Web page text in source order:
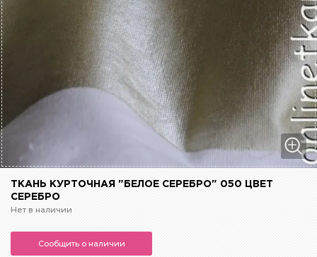
ТКАНЬ КУРТОЧНАЯ "БЕЛОЕ СЕРЕБРО" 050 ЦВЕТ
СЕРЕБРО
Нет в наличии
Сообщить о наличии